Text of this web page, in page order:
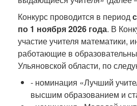
Конкурс проводится в период
по 1 ноября 2026 года. В
участие учителя математики,
работающие в
Ульяновской области, по
- номинация «Лучший
высшим образованием и